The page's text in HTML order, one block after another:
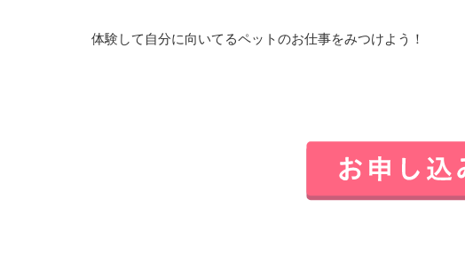
体験して自分に向いてるペットのお仕事をみつけよう！